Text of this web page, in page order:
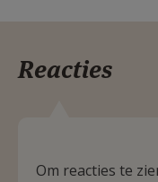
Reacties
Om reacties te